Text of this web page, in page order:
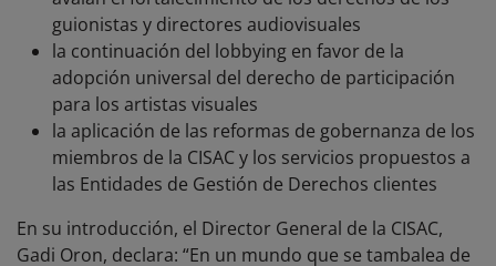
guionistas y directores audiovisuales
la continuación del lobbying en favor de la
adopción universal del derecho de participación
para los artistas visuales
la aplicación de las reformas de gobernanza de los
miembros de la CISAC y los servicios propuestos a
las Entidades de Gestión de Derechos clientes
En su introducción, el Director General de la CISAC,
Gadi Oron, declara: “En un mundo que se tambalea de